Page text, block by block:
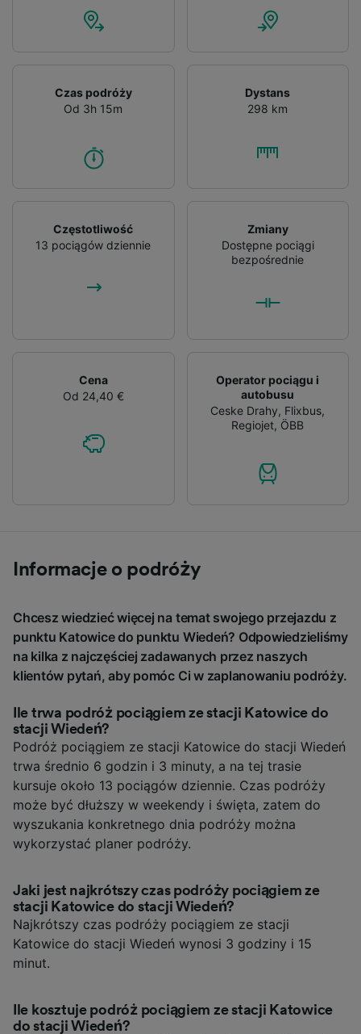
Czas podróży
Od 3h 15m
Dystans
298 km
Częstotliwość
13 pociągów dziennie
Zmiany
Dostępne pociągi
bezpośrednie
Cena
Od 24,40 €
Operator pociągu i
autobusu
Ceske Drahy, Flixbus,
Regiojet, ÖBB
Informacje o podróży
Chcesz wiedzieć więcej na temat swojego przejazdu z
punktu Katowice do punktu Wiedeń? Odpowiedzieliśmy
na kilka z najczęściej zadawanych przez naszych
klientów pytań, aby pomóc Ci w zaplanowaniu podróży.
Ile trwa podróż pociągiem ze stacji Katowice do
stacji Wiedeń?
Podróż pociągiem ze stacji Katowice do stacji Wiedeń
trwa średnio 6 godzin i 3 minuty, a na tej trasie
kursuje około 13 pociągów dziennie. Czas podróży
może być dłuższy w weekendy i święta, zatem do
wyszukania konkretnego dnia podróży można
wykorzystać planer podróży.
Jaki jest najkrótszy czas podróży pociągiem ze
stacji Katowice do stacji Wiedeń?
Najkrótszy czas podróży pociągiem ze stacji
Katowice do stacji Wiedeń wynosi 3 godziny i 15
minut.
Ile kosztuje podróż pociągiem ze stacji Katowice
do stacji Wiedeń?